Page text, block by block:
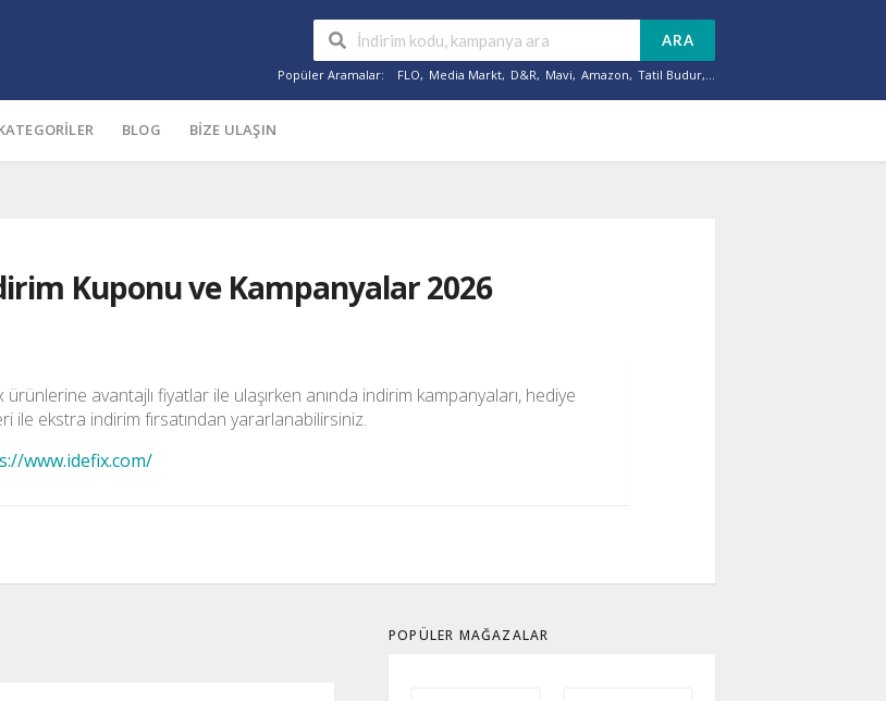
ARA
Popüler Aramalar: FLO, Media Markt, D&R, Mavi, Amazon, Tatil Budur,...
BLOG BIZE ULAŞIN
Kuponu ve Kampanyalar 2026
ürünlerine avantajlı fiyatlar ile ulaşırken anında indirim kampanyaları, hediye
ile ekstra indirim fırsatından yararlanabilirsiniz.
www.idefix.com/
POPÜLER MAĞAZALAR